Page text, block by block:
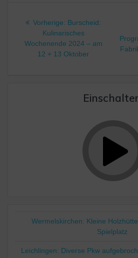
Vorherige: Vorheriger
Beitrag:
Burscheid:
Kulinarisches
Wochenende 2024 – am
12 + 13 Oktober
Wermelskirchen: Kleine
Spielplatz
Leichlingen: Diverse Pkw